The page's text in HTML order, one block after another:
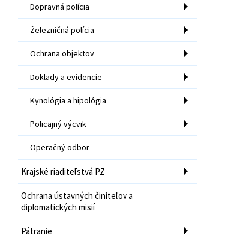
Dopravná polícia
Železničná polícia
Ochrana objektov
Doklady a evidencie
Kynológia a hipológia
Policajný výcvik
Operačný odbor
Krajské riaditeľstvá PZ
Ochrana ústavných činiteľov a
diplomatických misií
Pátranie